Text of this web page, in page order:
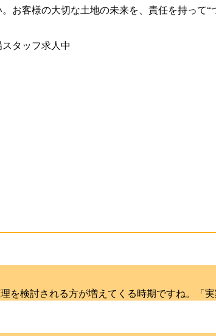
お客様の大切な土地の未来を、責任を持って“
タッフ求人中
を検討される方が増えてくる時期ですね。「